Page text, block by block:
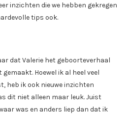
inzichten die we hebben gekregen
tips ook.
dat Valerie het geboorteverhaal
Hoewel ik al heel veel
heb ik ook nieuwe inzichten
dit niet alleen maar leuk. Juist
was en anders liep dan dat ik